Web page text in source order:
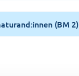
(BM 2)